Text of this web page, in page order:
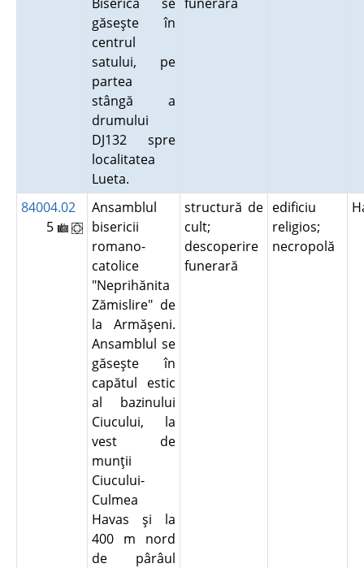
găseşte în
centrul
satului, pe
partea
stângă a
drumului
DJ132 spre
localitatea
Lueta.
84004.02
5
Ansamblul
bisericii
romano-
catolice
"Neprihănita
Zămislire" de
la Armăşeni.
Ansamblul se
găseşte în
capătul estic
al bazinului
Ciucului, la
vest de
munţii
Ciucului-
Culmea
Havas şi la
400 m nord
de pârâul
structură de
cult;
descoperire
funerară
edificiu
religios;
necropolă